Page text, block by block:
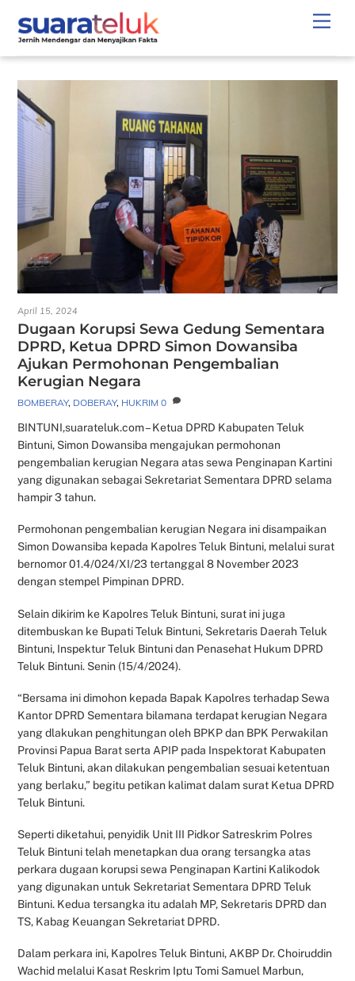
content
April 15, 2024
Dugaan Korupsi Sewa Gedung Sementara
DPRD, Ketua DPRD Simon Dowansiba
Ajukan Permohonan Pengembalian
Kerugian Negara
BOMBERAY, DOBERAY, HUKRIM 0
BINTUNI,suarateluk.com – Ketua DPRD Kabupaten Teluk
Bintuni, Simon Dowansiba mengajukan permohonan
pengembalian kerugian Negara atas sewa Penginapan Kartini
yang digunakan sebagai Sekretariat Sementara DPRD selama
hampir 3 tahun.
Permohonan pengembalian kerugian Negara ini disampaikan
Simon Dowansiba kepada Kapolres Teluk Bintuni, melalui surat
bernomor 01.4/024/XI/23 tertanggal 8 November 2023
dengan stempel Pimpinan DPRD.
Selain dikirim ke Kapolres Teluk Bintuni, surat ini juga
ditembuskan ke Bupati Teluk Bintuni, Sekretaris Daerah Teluk
Bintuni, Inspektur Teluk Bintuni dan Penasehat Hukum DPRD
Teluk Bintuni. Senin (15/4/2024).
“Bersama ini dimohon kepada Bapak Kapolres terhadap Sewa
Kantor DPRD Sementara bilamana terdapat kerugian Negara
yang dlakukan penghitungan oleh BPKP dan BPK Perwakilan
Provinsi Papua Barat serta APIP pada Inspektorat Kabupaten
Teluk Bintuni, akan dilakukan pengembalian sesuai ketentuan
yang berlaku,” begitu petikan kalimat dalam surat Ketua DPRD
Teluk Bintuni.
Seperti diketahui, penyidik Unit III Pidkor Satreskrim Polres
Teluk Bintuni telah menetapkan dua orang tersangka atas
perkara dugaan korupsi sewa Penginapan Kartini Kalikodok
yang digunakan untuk Sekretariat Sementara DPRD Teluk
Bintuni. Kedua tersangka itu adalah MP, Sekretaris DPRD dan
TS, Kabag Keuangan Sekretariat DPRD.
Dalam perkara ini, Kapolres Teluk Bintuni, AKBP Dr. Choiruddin
Wachid melalui Kasat Reskrim Iptu Tomi Samuel Marbun,